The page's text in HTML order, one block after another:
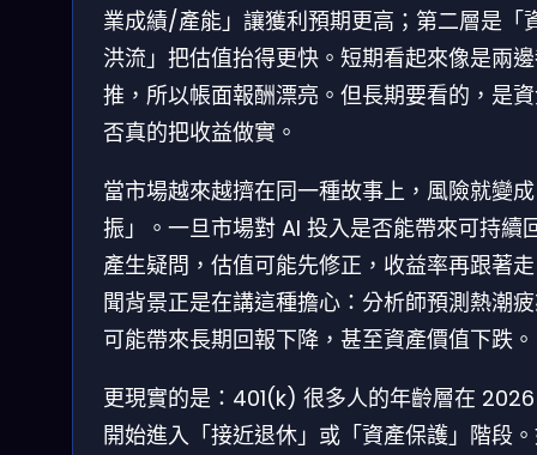
業成績/產能」讓獲利預期更高；第二層是「
洪流」把估值抬得更快。短期看起來像是兩
推，所以帳面報酬漂亮。但長期要看的，是
否真的把收益做實。
當市場越來越擠在同一種故事上，風險就變
振」。一旦市場對 AI 投入是否能帶來可持續
產生疑問，估值可能先修正，收益率再跟著
聞背景正是在講這種擔心：分析師預測熱潮
可能帶來長期回報下降，甚至資產價值下跌。
更現實的是：401(k) 很多人的年齡層在
開始進入「接近退休」或「資產保護」階段